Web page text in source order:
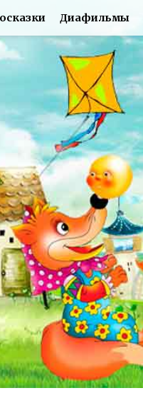
Диафильмы